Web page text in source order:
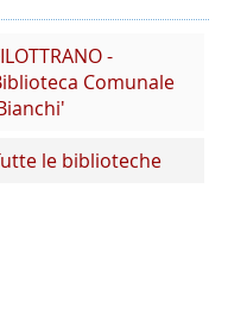
-
Comunale
le biblioteche